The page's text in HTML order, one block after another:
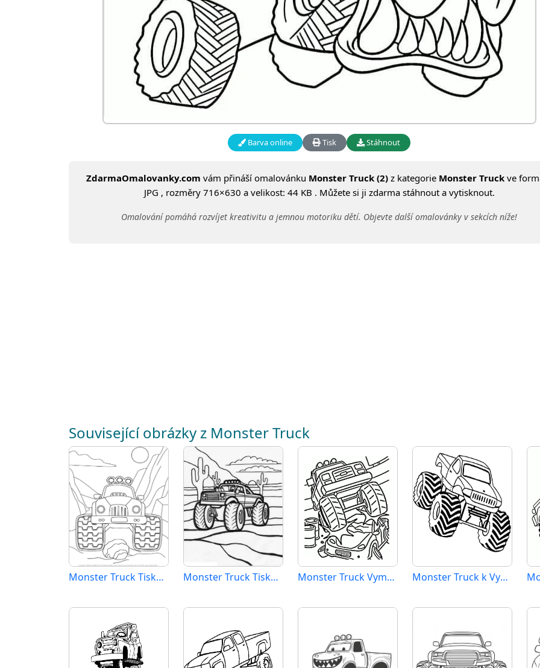
Barva online Tisk Stáhnout
ZdarmaOmalovanky.com vám přináší omalovánku Monster Truck (2)z kategorie Monster Truckve
JPG , rozměry 716×630 a velikost: 44 KB . Můžete si ji zdarma stáhnout a vytisknout.
Omalování pomáhá rozvíjet kreativitu a jemnou motoriku dětí. Objevte další omalovánky v sekcích níže!
Související obrázky z Monster Truck
Monster Truck Tisknutelný Monster Truck Tisknutelný pro Děti Monster Truck Vymalovatelné pro Děti Monster Truck k Vymalování